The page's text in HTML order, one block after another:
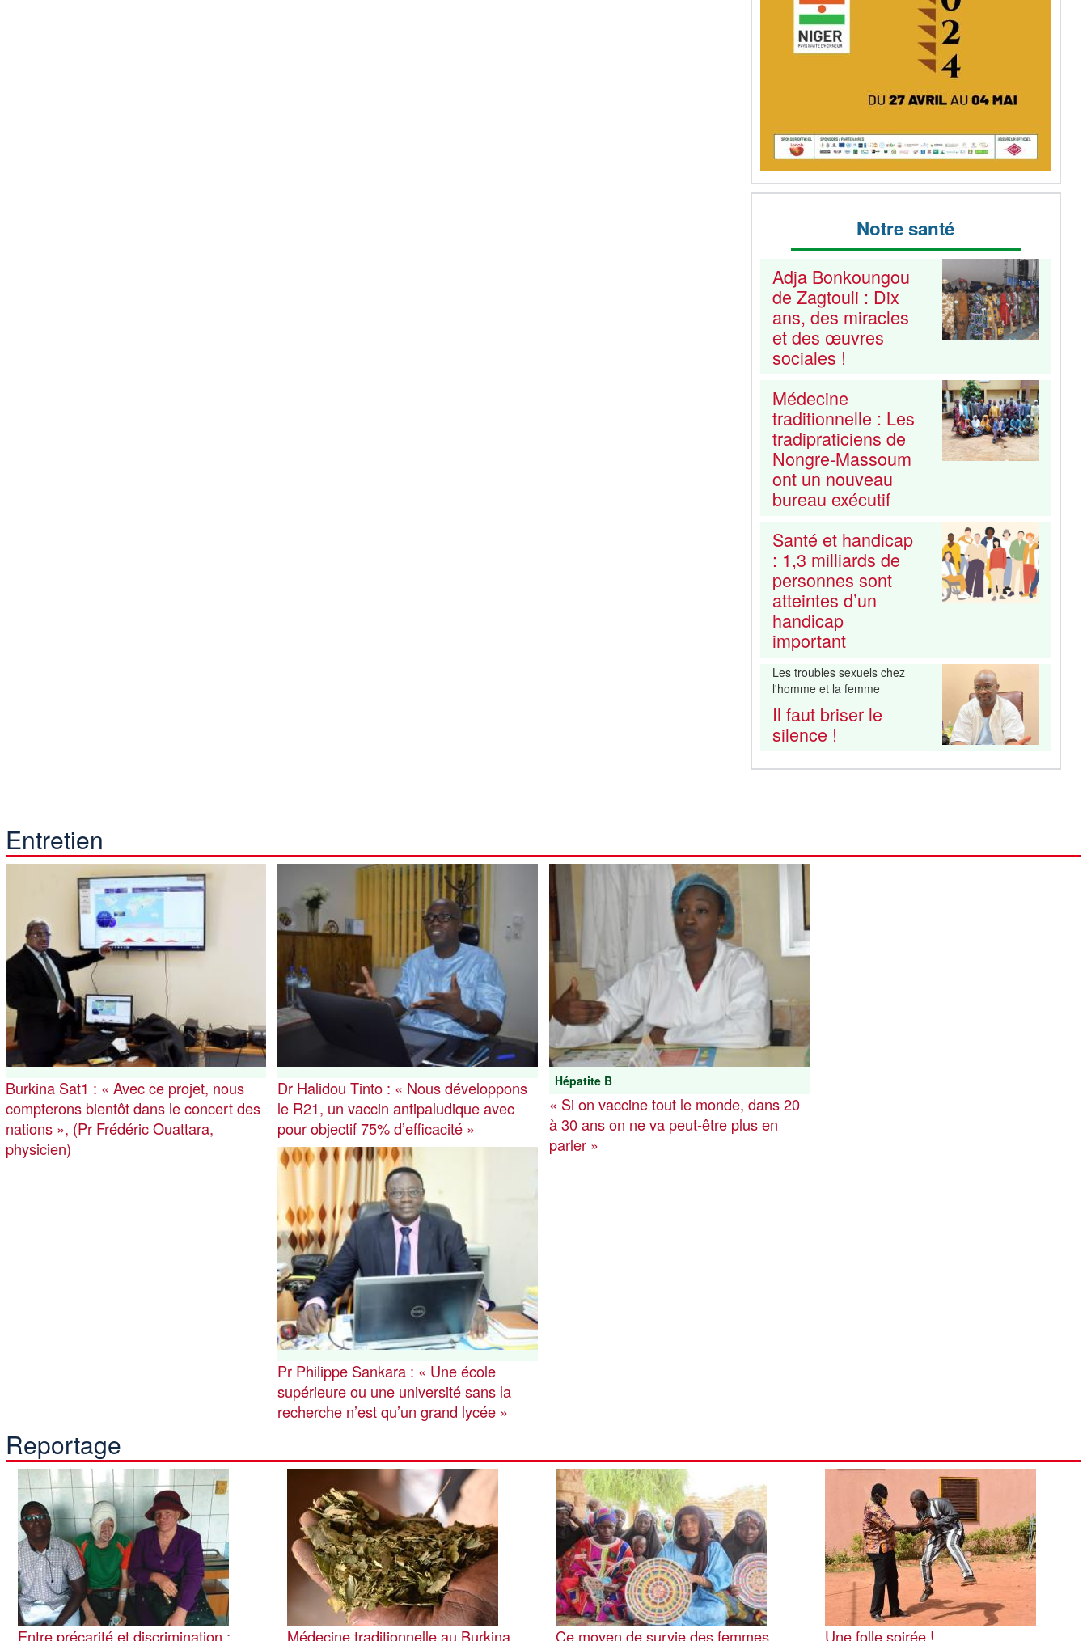
Notre santé
Adja Bonkoungou
de Zagtouli : Dix
ans, des miracles
et des œuvres
sociales !
Médecine
traditionnelle : Les
tradipraticiens de
Nongre-Massoum
ont un nouveau
bureau exécutif
Santé et handicap
: 1,3 milliards de
personnes sont
atteintes d’un
handicap
important
Les troubles sexuels chez
l'homme et la femme
Il faut briser le
silence !
Entretien
Burkina Sat1 : « Avec ce projet, nous
compterons bientôt dans le concert des
nations », (Pr Frédéric Ouattara,
physicien)
Dr Halidou Tinto : « Nous développons
le R21, un vaccin antipaludique avec
pour objectif 75% d’efficacité »
Pr Philippe Sankara : « Une école
supérieure ou une université sans la
recherche n’est qu’un grand lycée »
Hépatite B
« Si on vaccine tout le monde, dans 20
à 30 ans on ne va peut-être plus en
parler »
Reportage
Image
Entre précarité et discrimination : Médecine traditionnelle au Burkina
Image
Ce moyen de survie des femmes
Image
Une folle soirée !